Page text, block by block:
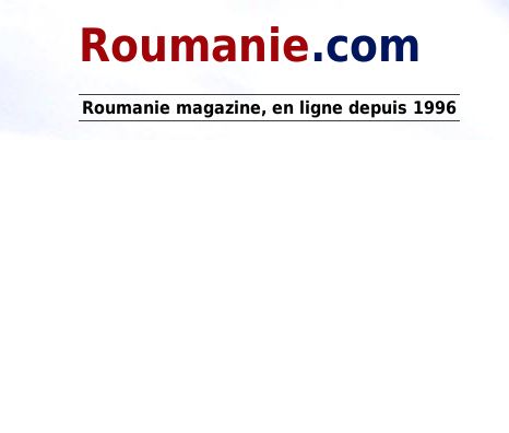
Roumanie.com
Roumanie magazine, en ligne depuis 1996